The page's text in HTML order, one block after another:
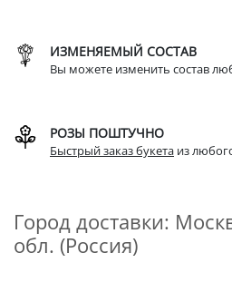
ИЗМЕНЯЕМЫЙ СОСТАВ
Вы можете изменить состав
РОЗЫ ПОШТУЧНО
Быстрый заказ букета из
Город доставки:
обл. (Россия)